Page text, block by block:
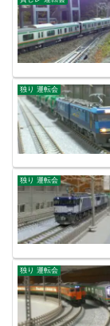
独り 運転会
独り 運転会
独り 運転会